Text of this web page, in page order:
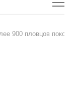
900 пловцов